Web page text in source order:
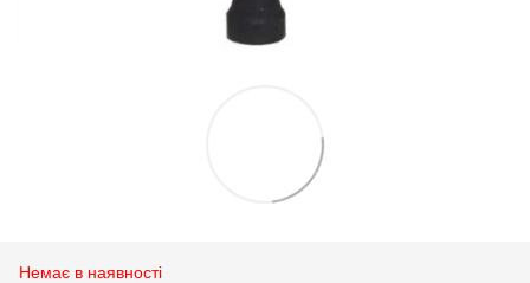
Немає в наявності